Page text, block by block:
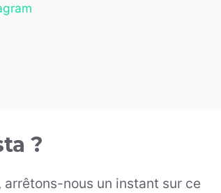
?
, arrêtons-nous un instant sur ce